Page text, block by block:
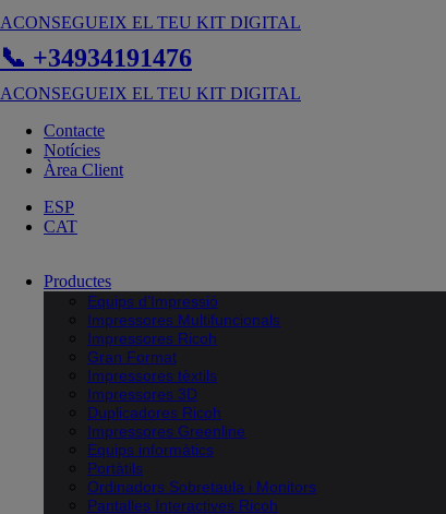
ACONSEGUEIX EL TEU KIT DIGITAL
📞 +34934191476
ACONSEGUEIX EL TEU KIT DIGITAL
Contacte
Notícies
Àrea Client
ESP
CAT
Productes
Equips d’Impressió
Impressores Multifuncionals
Impressores Ricoh
Gran Format
Impressores tèxtils
Impressores 3D
Duplicadores Ricoh
Impressores Greenline
Equips informàtics
Portàtils
Ordinadors Sobretaula i Monitors
Pantalles Interactives Ricoh